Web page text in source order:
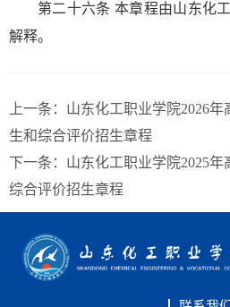
第二十六条 本章程由山东化
解释。
上一条： 山东化工职业学院2026
生和综合评价招生章程
下一条： 山东化工职业学院2025
综合评价招生章程